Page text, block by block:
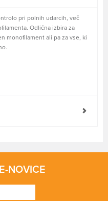
pri polnih udarcih, več
Odlična izbira za
monofilament ali pa za vse, ki
NOVICE